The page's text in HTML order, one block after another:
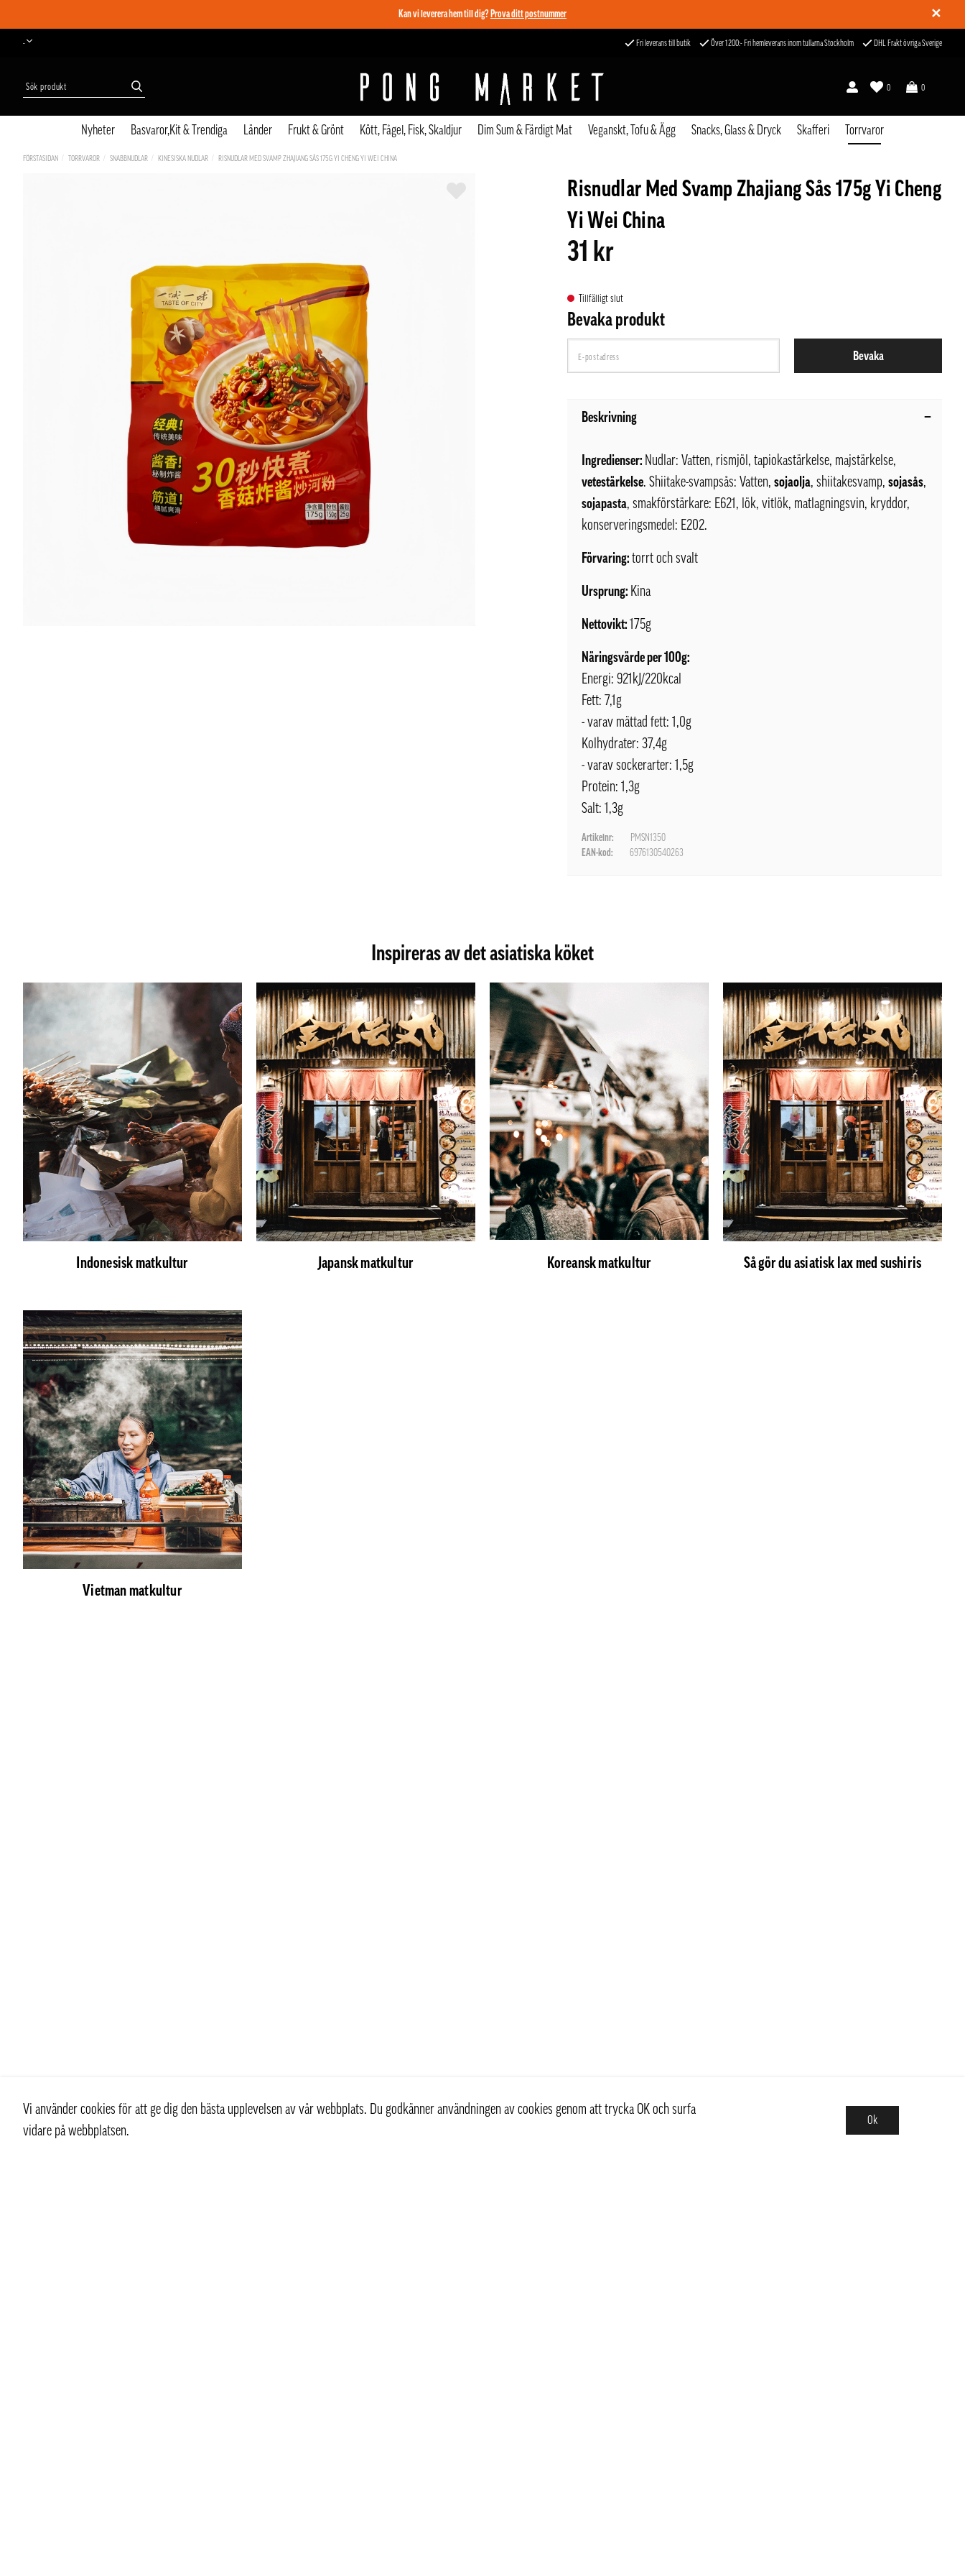
✕
Kan vi leverera hem till dig? Prova ditt postnummer
- Fri leverans till butik Över 1200:- Fri hemleverans inom tullarna Stockholm DHL Frakt övriga Sverige
0
0
Nyheter Basvaror,Kit & Trendiga Länder Frukt & Grönt Kött, Fågel, Fisk, Skaldjur Dim Sum & Färdigt Mat Veganskt, Tofu & Ägg Snacks, Glass & Dryck Skafferi Torrvaror
FÖRSTASIDAN TORRVAROR SNABBNUDLAR KINESISKA NUDLAR RISNUDLAR MED SVAMP ZHAJIANG SÅS 175G YI CHENG YI WEI CHINA
Risnudlar Med Svamp Zhajiang Sås 175g Yi Cheng
Yi Wei China
31 kr
Tillfälligt slut
Bevaka produkt
Bevaka
Beskrivning
Ingredienser: Nudlar: Vatten, rismjöl, tapiokastärkelse, majstärkelse,
vetestärkelse. Shiitake-svampsås: Vatten,sojaolja, shiitakesvamp,sojasås,
sojapasta, smakförstärkare: E621, lök, vitlök, matlagningsvin, kryddor,
konserveringsmedel: E202.
Förvaring:torrt och svalt
Ursprung: Kina
Nettovikt:175g
Näringsvärde per 100g:
Energi: 921kJ/220kcal
Fett: 7,1g
- varav mättad fett: 1,0g
Kolhydrater: 37,4g
- varav sockerarter: 1,5g
Protein: 1,3g
Salt: 1,3g
Artikelnr:
PMSN1350
EAN-kod:
6976130540263
Inspireras av det asiatiska köket
Indonesisk matkultur Japansk matkultur Koreansk matkultur Så gör du asiatisk lax med sushiris
Vietman matkultur
Vi använder cookies för att ge dig den bästa upplevelsen av vår webbplats. Du godkänner användningen av cookies genom att trycka OK och surfa
vidare på webbplatsen.
Ok